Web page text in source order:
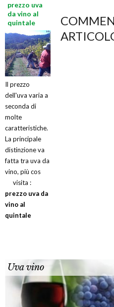
prezzo uva
da vino al
quintale
Il prezzo
dell'uva varia a
seconda di
molte
caratteristiche.
La principale
distinzione va
fatta tra uva da
vino, più cos
visita :
prezzo uva da
vino al
quintale
Uva vino